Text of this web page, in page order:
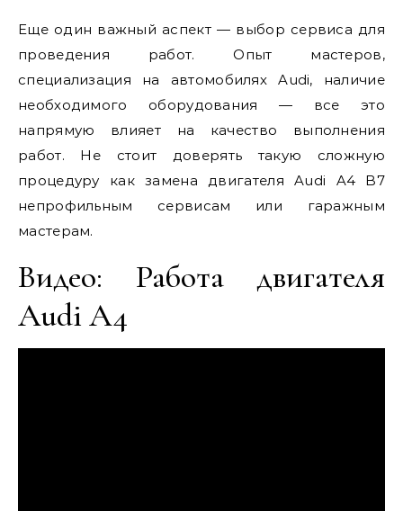
Еще один важный аспект — выбор сервиса для
проведения работ. Опыт мастеров,
специализация на автомобилях Audi, наличие
необходимого оборудования — все это
напрямую влияет на качество выполнения
работ. Не стоит доверять такую сложную
процедуру как замена двигателя Audi A4 B7
непрофильным сервисам или гаражным
мастерам.
Видео: Работа двигателя
Audi A4